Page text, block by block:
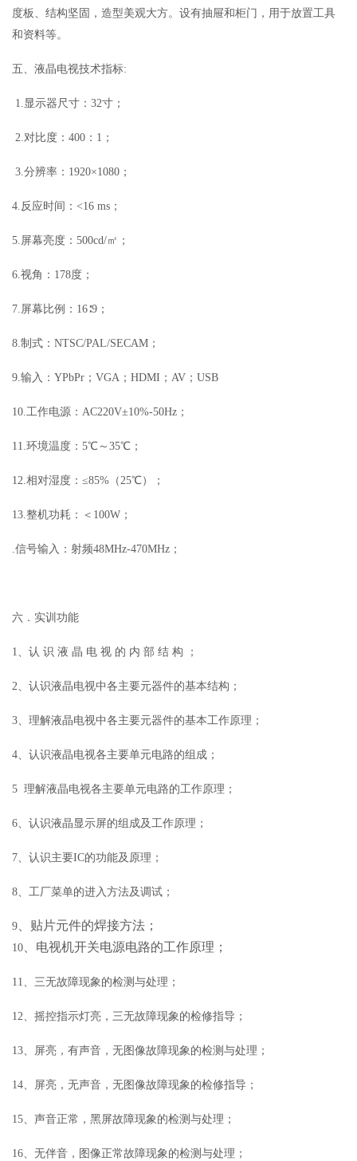
度板、结构坚固，造型美观大方。设有抽屉和柜门，用于放置工具
和资料等。
五、液晶电视技术指标:
1.显示器尺寸：32寸；
2.对比度：400：1；
3.分辨率：1920×1080；
4.反应时间：<16 ms；
5.屏幕亮度：500cd/㎡；
6.视角：178度；
7.屏幕比例：16∶9；
8.制式：NTSC/PAL/SECAM；
9.输入：YPbPr；VGA；HDMI；AV；USB
10.工作电源：AC220V±10%-50Hz；
11.环境温度：5℃～35℃；
12.相对湿度：≤85%（25℃）；
13.整机功耗：＜100W；
.信号输入：射频48MHz-470MHz；
六．实训功能
1、认 识 液 晶 电 视 的 内 部 结 构 ；
2、认识液晶电视中各主要元器件的基本结构；
3、理解液晶电视中各主要元器件的基本工作原理；
4、认识液晶电视各主要单元电路的组成；
5 理解液晶电视各主要单元电路的工作原理；
6、认识液晶显示屏的组成及工作原理；
7、认识主要IC的功能及原理；
8、工厂菜单的进入方法及调试；
9 、贴片元件的焊接方法；
10 、电视机开关电源电路的工作原理；
11、三无故障现象的检测与处理；
12、摇控指示灯亮，三无故障现象的检修指导；
13、屏亮，有声音，无图像故障现象的检测与处理；
14、屏亮，无声音，无图像故障现象的检修指导；
15、声音正常，黑屏故障现象的检测与处理；
16、无伴音，图像正常故障现象的检测与处理；